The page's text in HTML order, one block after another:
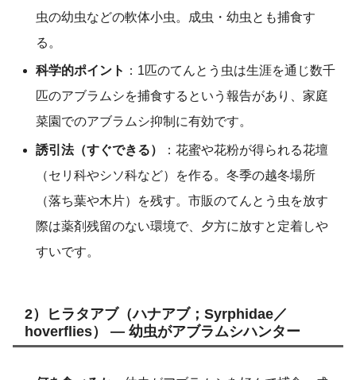
虫の幼虫などの軟体小虫。成虫・幼虫とも捕食す
る。
科学的ポイント ：1匹のてんとう虫は生涯を通じ数千
匹のアブラムシを捕食するという報告があり、家庭
菜園でのアブラムシ抑制に有効です。
誘引法（すぐできる）
：花蜜や花粉が得られる花壇
（セリ科やシソ科など）を作る。冬季の越冬場所
（落ち葉や木片）を残す。市販のてんとう虫を放す
際は薬剤残留のない環境で、夕方に放すと定着しや
すいです。
2）ヒラタアブ（ハナアブ；Syrphidae／
hoverflies） — 幼虫がアブラムシハンター